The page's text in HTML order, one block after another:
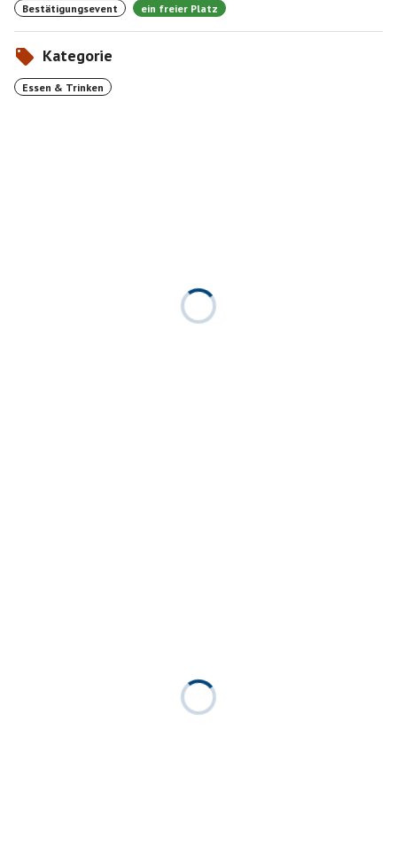
Bestätigungsevent ein freier Platz
Kategorie
Essen & Trinken